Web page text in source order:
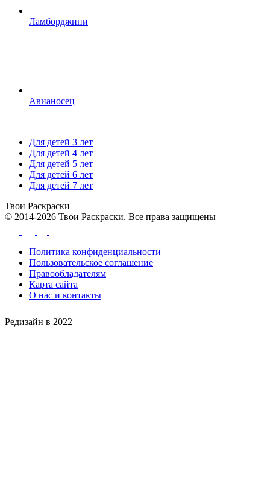
Ламборджини
Авианосец
Для детей 3 лет
Для детей 4 лет
Для детей 5 лет
Для детей 6 лет
Для детей 7 лет
Твои Раскраски
© 2014-2026 Твои Раскраски. Все права защищены
Политика конфиденциальности
Пользовательское соглашение
Правообладателям
Карта сайта
О нас и контакты
Редизайн в 2022